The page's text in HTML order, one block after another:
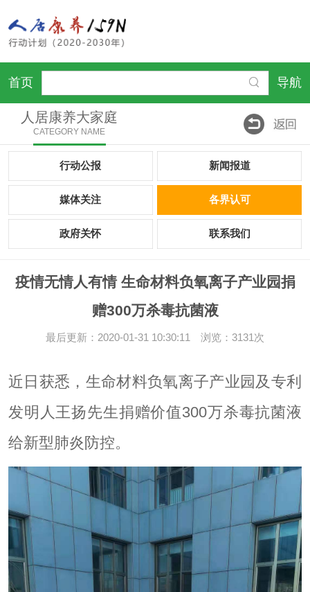
首页 导航
人居康养大家庭
CATEGORY NAME
行动公报 新闻报道
媒体关注 各界认可
政府关怀 联系我们
疫情无情人有情 生命材料负氧离子产业园捐
赠300万杀毒抗菌液
最后更新：2020-01-31 10:30:11 浏览：3131次
近日获悉，生命材料负氧离子产业园及专利
发明人王扬先生捐赠价值300万杀毒抗菌液
给新型肺炎防控。